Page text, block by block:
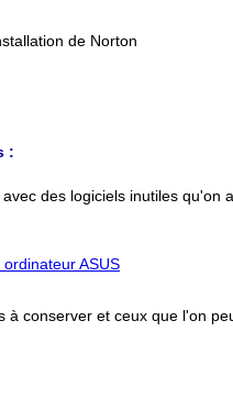
de Norton
:
des logiciels inutiles qu'on
ASUS
conserver et ceux que l'on